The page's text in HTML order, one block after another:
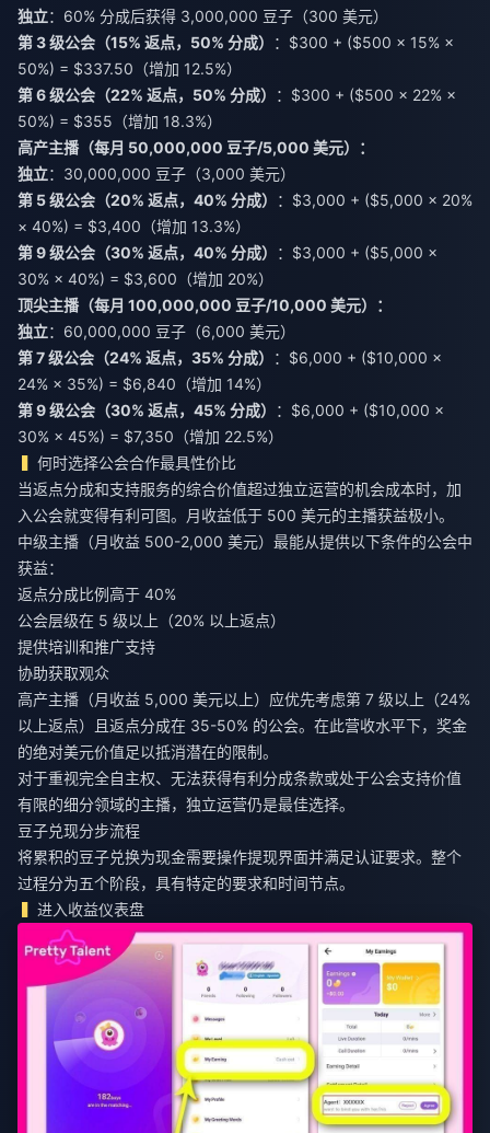
独立：60% 分成后获得 3,000,000 豆子（300 美元）
第 3 级公会（15% 返点，50% 分成）
：$300 + ($500 × 15% ×
50%) = $337.50（增加 12.5%）
第 6 级公会（22% 返点，50% 分成）
：$300 + ($500 × 22% ×
50%) = $355（增加 18.3%）
高产主播（每月 50,000,000 豆子/5,000 美元）：
独立：30,000,000 豆子（3,000 美元）
第 5 级公会（20% 返点，40% 分成）
：$3,000 + ($5,000 × 20%
× 40%) = $3,400（增加 13.3%）
第 9 级公会（30% 返点，40% 分成）
：$3,000 + ($5,000 ×
30% × 40%) = $3,600（增加 20%）
顶尖主播（每月 100,000,000 豆子/10,000 美元）：
独立：60,000,000 豆子（6,000 美元）
第 7 级公会（24% 返点，35% 分成）
：$6,000 + ($10,000 ×
24% × 35%) = $6,840（增加 14%）
第 9 级公会（30% 返点，45% 分成）
：$6,000 + ($10,000 ×
30% × 45%) = $7,350（增加 22.5%）
何时选择公会合作最具性价比
当返点分成和支持服务的综合价值超过独立运营的机会成本时，加
入公会就变得有利可图。月收益低于 500 美元的主播获益极小。
中级主播（月收益 500-2,000 美元）最能从提供以下条件的公会中
获益：
返点分成比例高于 40%
公会层级在 5 级以上（20% 以上返点）
提供培训和推广支持
协助获取观众
高产主播（月收益 5,000 美元以上）应优先考虑第 7 级以上（24%
以上返点）且返点分成在 35-50% 的公会。在此营收水平下，奖金
的绝对美元价值足以抵消潜在的限制。
对于重视完全自主权、无法获得有利分成条款或处于公会支持价值
有限的细分领域的主播，独立运营仍是最佳选择。
豆子兑现分步流程
将累积的豆子兑换为现金需要操作提现界面并满足认证要求。整个
过程分为五个阶段，具有特定的要求和时间节点。
进入收益仪表盘